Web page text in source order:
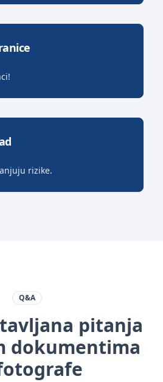
rizike.
Q&A
pitanja
dokumentima